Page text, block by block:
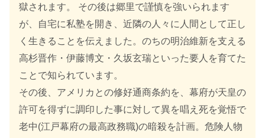
獄されます。 その後は郷里で謹慎を強いられます
が、自宅に私塾を開き、近隣の人々に人間として正し
く生きることを伝えました。のちの明治維新を支える
高杉晋作・伊藤博文・久坂玄瑞といった要人を育てた
ことで知られています。
その後、アメリカとの修好通商条約を、幕府が天皇の
許可を得ずに調印した事に対して異を唱え死を覚悟で
老中(江戸幕府の最高政務職)の暗殺を計画。危険人物